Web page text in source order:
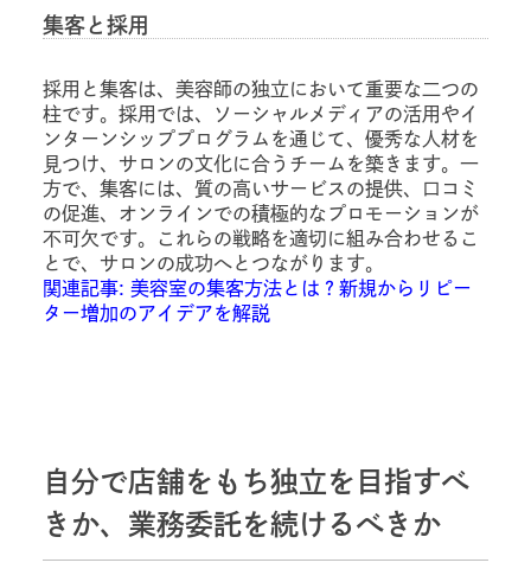
集客と採用
採用と集客は、美容師の独立において重要な二つの
柱です。採用では、ソーシャルメディアの活用やイ
ンターンシッププログラムを通じて、優秀な人材を
見つけ、サロンの文化に合うチームを築きます。一
方で、集客には、質の高いサービスの提供、口コミ
の促進、オンラインでの積極的なプロモーションが
不可欠です。これらの戦略を適切に組み合わせるこ
とで、サロンの成功へとつながります。
関連記事: 美容室の集客方法とは？新規からリピー
ター増加のアイデアを解説
自分で店舗をもち独立を目指すべ
きか、業務委託を続けるべきか